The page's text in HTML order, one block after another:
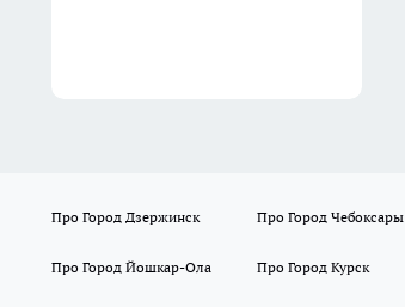
Про Город Дзержинск Про Город Чебоксары
Про Город Йошкар-Ола Про Город Курск